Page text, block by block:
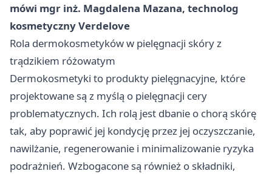
mówi mgr inż. Magdalena Mazana, technolog
kosmetycznyVerdelove
Rola dermokosmetyków w pielęgnacji skóry z
trądzikiem różowatym
Dermokosmetyki to produkty pielęgnacyjne, które
projektowane są z myślą o pielęgnacji cery
problematycznych. Ich rolą jest dbanie o chorą skórę
tak, aby poprawić jej kondycję przez jej oczyszczanie,
nawilżanie, regenerowanie i minimalizowanie ryzyka
podrażnień. Wzbogacone są również o składniki,